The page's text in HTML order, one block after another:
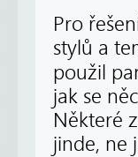
Pro
stylů a
použil
jak se
Některé
jinde, ne